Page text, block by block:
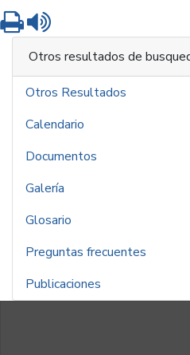
Imprimir
Otros resultados de
Otros Resultados
Calendario
Documentos
Galería
Glosario
Preguntas frecuentes
Publicaciones